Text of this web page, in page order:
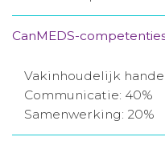
CanMEDS-
Vakinhoudelijk
Communicatie: 40%
Samenwerking: 20%